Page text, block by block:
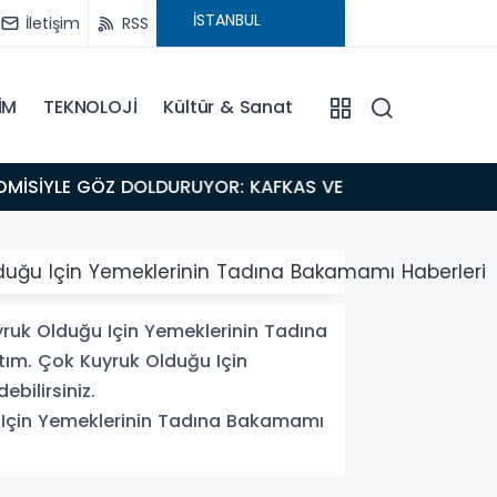
İletişim RSS
TEKNOLOJİ Kültür & Sanat
Için Yemeklerinin Tadına Bakamamı Haberleri
Olduğu Için Yemeklerinin Tadına
Çok Kuyruk Olduğu Için
Için Yemeklerinin Tadına Bakamamı